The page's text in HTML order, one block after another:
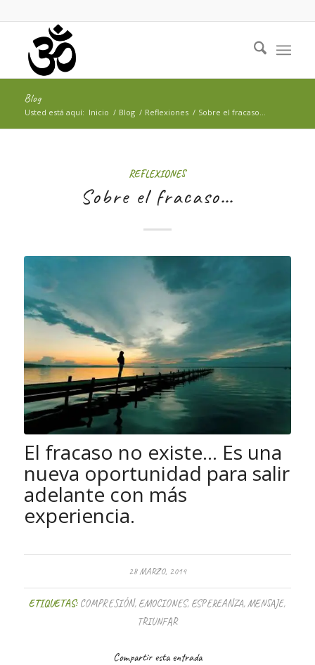
Blog
Usted está aquí: Inicio / Blog / Reflexiones / Sobre el fracaso…
REFLEXIONES
Sobre el fracaso…
El fracaso no existe… Es una
nueva oportunidad para salir
adelante con más
experiencia.
28 MARZO, 2014
ETIQUETAS: COMPRESIÓN, EMOCIONES, ESPEREANZA,MENSAJE,
TRIUNFAR
Compartir esta entrada